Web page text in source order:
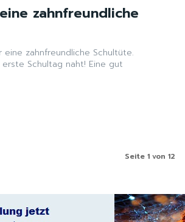
zahnfreundliche
zahnfreundliche Schultüte.
Schultag naht! Eine gut
Seite 1 von 12